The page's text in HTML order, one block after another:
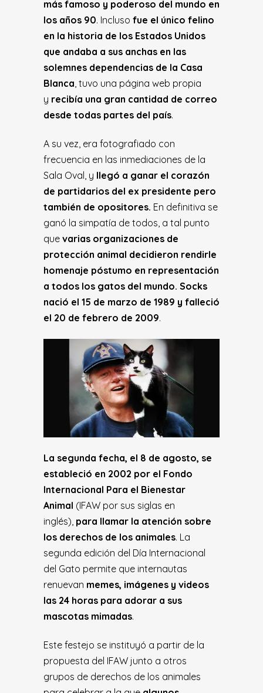
más famoso y poderoso del mundo en
los años 90. Incluso fue el único felino
en la historia de los Estados Unidos
que andaba a sus anchas en las
solemnes dependencias de la Casa
Blanca , tuvo una página web propia
y recibía una gran cantidad de correo
desde todas partes del país.
A su vez, era fotografiado con
frecuencia en las inmediaciones de la
Sala Oval, y llegó a ganar el corazón
de partidarios del ex presidente pero
también de opositores. En definitiva se
ganó la simpatía de todos, a tal punto
que varias organizaciones de
protección animal decidieron rendirle
homenaje póstumo en representación
a todos los gatos del mundo. Socks
nació el 15 de marzo de 1989 y falleció
el 20 de febrero de 2009.
La segunda fecha, el 8 de agosto, se
estableció en 2002 por el Fondo
Internacional Para el Bienestar
Animal (IFAW por sus siglas en
inglés), para llamar la atención sobre
los derechos de los animales. La
segunda edición del Día Internacional
del Gato permite que internautas
renuevan memes, imágenes y videos
las 24 horas para adorar a sus
mascotas mimadas.
Este festejo se instituyó a partir de la
propuesta del IFAW junto a otros
grupos de derechos de los animales